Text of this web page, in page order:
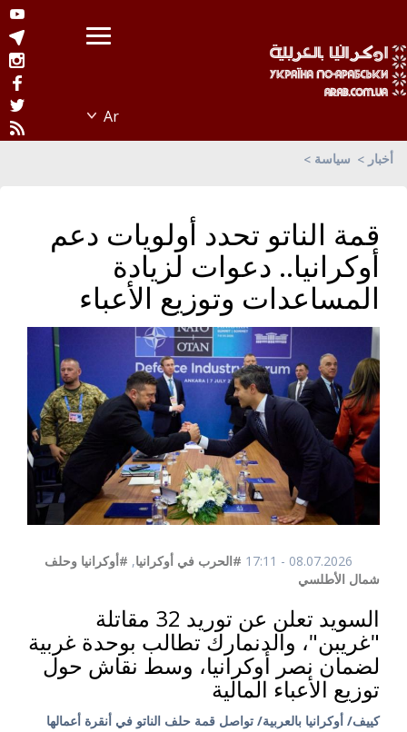
أخبار سياسة
قمة الناتو تحدد أولويات دعم
أوكرانيا.. دعوات لزيادة
المساعدات وتوزيع الأعباء
08.07.2026 - 17:11 #الحرب في أوكرانيا, #أوكرانيا وحلف
شمال الأطلسي
السويد تعلن عن توريد 32 مقاتلة
"غريبن"، والدنمارك تطالب بوحدة غربية
لضمان نصر أوكرانيا، وسط نقاش حول
توزيع الأعباء المالية
كييف/ أوكرانيا بالعربية/ تواصل قمة حلف الناتو في أنقرة أعمالها